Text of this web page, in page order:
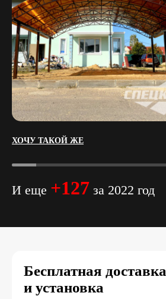
ХОЧУ ТАКОЙ ЖЕ
И еще +127 за 2022 год
Бесплатная доставка
и установка